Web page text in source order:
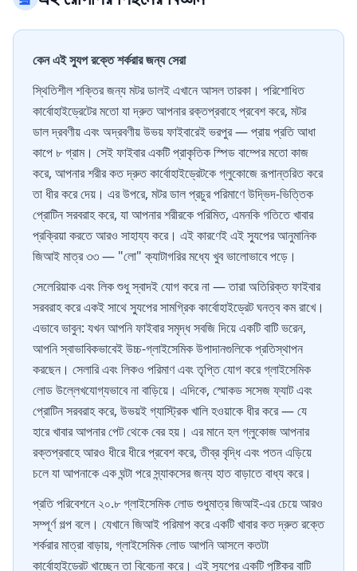
কেন এই স্যুপ রক্তে শর্করার জন্য সেরা
স্থিতিশীল শক্তির জন্য মটর ডালই এখানে আসল তারকা। পরিশোধিত
কার্বোহাইড্রেটের মতো যা দ্রুত আপনার রক্তপ্রবাহে প্রবেশ করে, মটর
ডাল দ্রবণীয় এবং অদ্রবণীয় উভয় ফাইবারেই ভরপুর — প্রায় প্রতি আধা
কাপে ৮ গ্রাম। সেই ফাইবার একটি প্রাকৃতিক স্পিড বাম্পের মতো কাজ
করে, আপনার শরীর কত দ্রুত কার্বোহাইড্রেটকে গ্লুকোজে রূপান্তরিত করে
তা ধীর করে দেয়। এর উপরে, মটর ডাল প্রচুর পরিমাণে উদ্ভিদ-ভিত্তিক
প্রোটিন সরবরাহ করে, যা আপনার শরীরকে পরিমিত, এমনকি গতিতে খাবার
প্রক্রিয়া করতে আরও সাহায্য করে। এই কারণেই এই স্যুপের আনুমানিক
জিআই মাত্র ৩৩ — "লো" ক্যাটাগরির মধ্যে খুব ভালোভাবে পড়ে।
সেলেরিয়াক এবং লিক শুধু স্বাদই যোগ করে না — তারা অতিরিক্ত ফাইবার
সরবরাহ করে একই সাথে স্যুপের সামগ্রিক কার্বোহাইড্রেট ঘনত্ব কম রাখে।
এভাবে ভাবুন: যখন আপনি ফাইবার সমৃদ্ধ সবজি দিয়ে একটি বাটি ভরেন,
আপনি স্বাভাবিকভাবেই উচ্চ-গ্লাইসেমিক উপাদানগুলিকে প্রতিস্থাপন
করছেন। সেলারি এবং লিকও পরিমাণ এবং তৃপ্তি যোগ করে গ্লাইসেমিক
লোড উল্লেখযোগ্যভাবে না বাড়িয়ে। এদিকে, স্মোকড সসেজ ফ্যাট এবং
প্রোটিন সরবরাহ করে, উভয়ই গ্যাস্ট্রিক খালি হওয়াকে ধীর করে — যে
হারে খাবার আপনার পেট থেকে বের হয়। এর মানে হল গ্লুকোজ আপনার
রক্তপ্রবাহে আরও ধীরে ধীরে প্রবেশ করে, তীব্র বৃদ্ধি এবং পতন এড়িয়ে
চলে যা আপনাকে এক ঘন্টা পরে স্ন্যাকসের জন্য হাত বাড়াতে বাধ্য করে।
প্রতি পরিবেশনে ২০.৮ গ্লাইসেমিক লোড শুধুমাত্র জিআই-এর চেয়ে আরও
সম্পূর্ণ গল্প বলে। যেখানে জিআই পরিমাপ করে একটি খাবার কত দ্রুত রক্তে
শর্করার মাত্রা বাড়ায়, গ্লাইসেমিক লোড আপনি আসলে কতটা
কার্বোহাইড্রেট খাচ্ছেন তা বিবেচনা করে। এই স্যুপের একটি পুষ্টিকর বাটি